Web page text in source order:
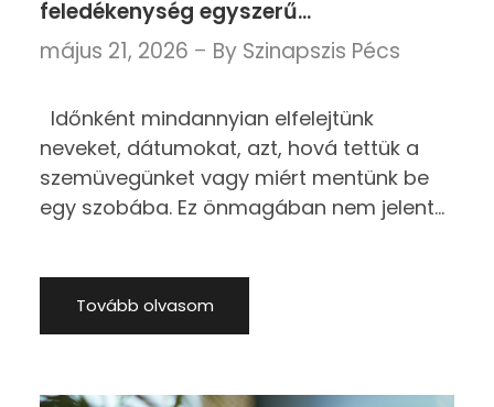
feledékenység egyszerű
memóriagondnál?
május 21, 2026 By Szinapszis Pécs
Időnként mindannyian elfelejtünk
neveket, dátumokat, azt, hová tettük a
szemüvegünket vagy miért mentünk be
egy szobába. Ez önmagában nem jelent
túlterheltség mellett. Ugyanakkor egyre
Tovább olvasom